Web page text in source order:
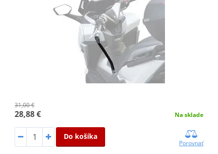
31,00 €
28,88 € Na sklade
Do košíka
Porovnať